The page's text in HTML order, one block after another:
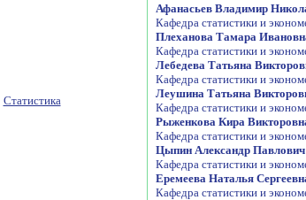
Статистика
Афанасьев Владимир
Кафедра статистики и
Плеханова Тамара
Кафедра статистики и
Лебедева Татьяна
Кафедра статистики и
Леушина Татьяна
Кафедра статистики и
Рыженкова Кира
Кафедра статистики и
Цыпин Александр Павлович
Кафедра статистики и
Еремеева Наталья
Кафедра статистики и